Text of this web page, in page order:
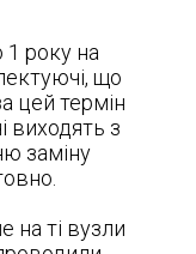
року на
що
цей термін
виходять з
заміну
на ті вузли